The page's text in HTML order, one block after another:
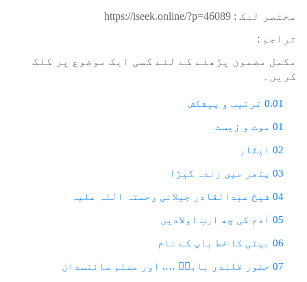
مختصر لنک : https://iseek.online/?p=46089
تراجم :
مکمل مضمون پڑھنے کے لئے کسی ایک موضوع پر کلک
کریں۔
0.01 ترتیب و پیشکش
01 موت و زیست
02 ایثار
03 پتھر میں زندہ کیڑا
04 شیخ عبدالقادر جیلانی رحمتہ اللہ علیہ
05 آدم کی چھ ارب اولادیں
06 بیٹی کا خط باپ کے نام
07 حضور قلندر باباؒ …. اور مسلم سائنسدان